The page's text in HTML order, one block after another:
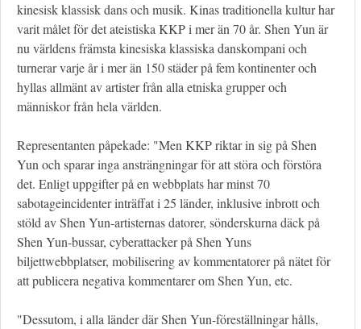
kinesisk klassisk dans och musik. Kinas traditionella kultur har
varit målet för det ateistiska KKP i mer än 70 år. Shen Yun är
nu världens främsta kinesiska klassiska danskompani och
turnerar varje år i mer än 150 städer på fem kontinenter och
hyllas allmänt av artister från alla etniska grupper och
människor från hela världen.
Representanten påpekade: "Men KKP riktar in sig på Shen
Yun och sparar inga ansträngningar för att störa och förstöra
det. Enligt uppgifter på en webbplats har minst 70
sabotageincidenter inträffat i 25 länder, inklusive inbrott och
stöld av Shen Yun-artisternas datorer, sönderskurna däck på
Shen Yun-bussar, cyberattacker på Shen Yuns
biljettwebbplatser, mobilisering av kommentatorer på nätet för
att publicera negativa kommentarer om Shen Yun, etc.
"Dessutom, i alla länder där Shen Yun-föreställningar hålls,